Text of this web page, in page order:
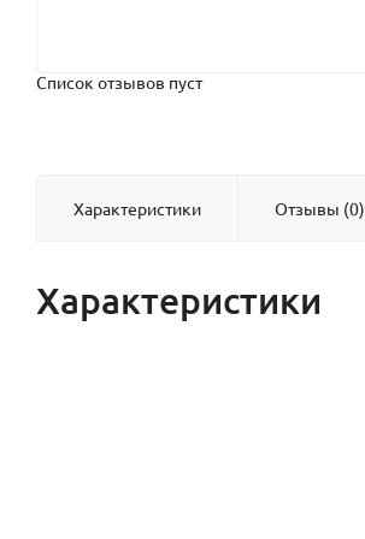
Список отзывов пуст
Характеристики Отзывы (0)
Характеристики